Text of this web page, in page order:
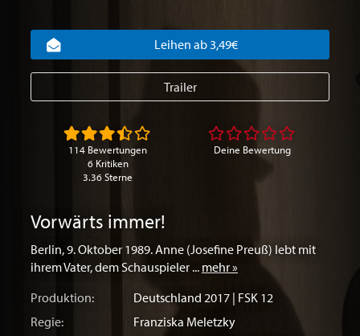
Vorwärts immer!
Berlin, 9. Oktober 1989. Anne (Josefine Preuß) lebt mit
ihrem Vater, dem Schauspieler ... mehr »
Produktion:
Deutschland 2017 | FSK 12
Regie:
Franziska Meletzky
Leihen ab 3,49€
Trailer
114 Bewertungen
6 Kritiken
3.36 Sterne
Deine Bewertung